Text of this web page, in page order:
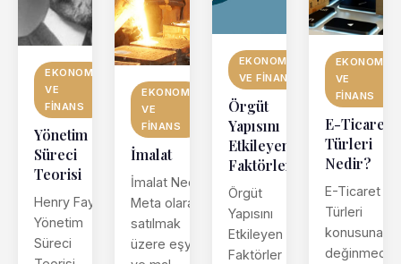
EKONOMI
VE
FINANS
Yönetim
Süreci
Teorisi
Henry Fayol
Yönetim
Süreci
EKONOMI
VE
FINANS
İmalat
İmalat Nedir
Meta olarak
satılmak
üzere eşya
EKONOMI
VE FINANS
Örgüt
Yapısını
Etkileyen
Faktörler
Örgüt
Yapısını
Etkileyen
Faktörler
EKONOMI
VE
FINANS
E-Ticaret
Türleri
Nedir?
E-Ticaret
Türleri
konusuna
değinmeden